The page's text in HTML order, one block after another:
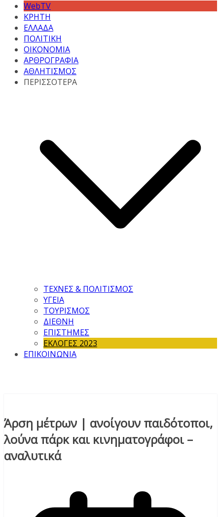
WebTV
ΚΡΗΤΗ
ΕΛΛΑΔΑ
ΠΟΛΙΤΙΚΗ
ΟΙΚΟΝΟΜΙΑ
ΑΡΘΡΟΓΡΑΦΙΑ
ΑΘΛΗΤΙΣΜΟΣ
ΠΕΡΙΣΣΟΤΕΡΑ
ΤΕΧΝΕΣ & ΠΟΛΙΤΙΣΜΟΣ
ΥΓΕΙΑ
ΤΟΥΡΙΣΜΟΣ
ΔΙΕΘΝΗ
ΕΠΙΣΤΗΜΕΣ
ΕΚΛΟΓΕΣ 2023
ΕΠΙΚΟΙΝΩΝΙΑ
Άρση μέτρων | ανοίγουν παιδότοποι,
λούνα πάρκ και κινηματογράφοι –
αναλυτικά